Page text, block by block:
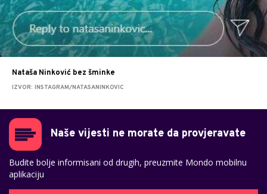
Nataša Ninković bez šminke
IZVOR: INSTAGRAM/NATASANINKOVIC
Naše vijesti ne morate da provjeravate
Budite bolje informisani od drugih, preuzmite Mondo mobilnu
aplikaciju